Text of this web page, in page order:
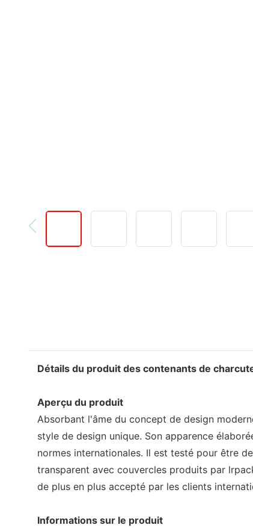
Détails du produit des contenants de
Aperçu du produit
Absorbant l'âme du concept de design
style de design unique. Son apparence
normes internationales. Il est testé pour être
transparent avec couvercles produits par
de plus en plus accepté par les clients
Informations sur le produit